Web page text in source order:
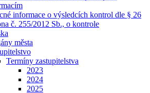
informace o výsledcích kontrol dle § 26
č. 255/2012 Sb., o kontrole
města
Termíny zastupitelstva
2023
2024
2025